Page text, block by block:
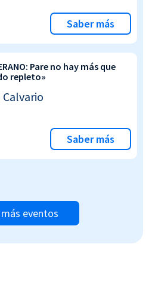
Saber más
Pare no hay más que
repleto»
Calvario
Saber más
eventos